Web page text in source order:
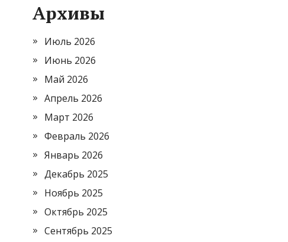
Архивы
Июль 2026
Июнь 2026
Май 2026
Апрель 2026
Март 2026
Февраль 2026
Январь 2026
Декабрь 2025
Ноябрь 2025
Октябрь 2025
Сентябрь 2025